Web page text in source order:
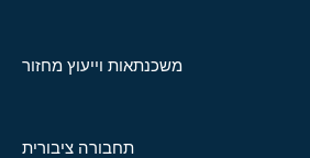
משכנתאות וייעוץ מחזור
תחבורה ציבורית